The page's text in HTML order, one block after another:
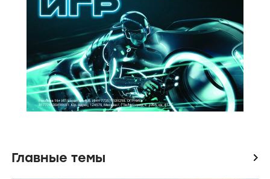
Главные темы icon